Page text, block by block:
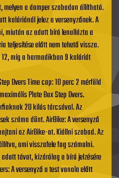
melyen a damper szabadon állítható.
kalóriánál jelez a versenyzőnek. A
miután az adott bíró lenullázta a
teljesítése előtt nem tehető vissza.
míg a harmadikban 9 kalóriát
Overs Time cap: 10 perc 2 mérföld
Plate Box Step Overs.
20 kilós tárcsával. Az
száma dönt. AirBike: A versenyző
az AirBike-ot. Kiállni szabad. Az
ami visszafele fog számolni.
távot, kizárólag a bíró jelzésére
A versenyző a test vonala előtt